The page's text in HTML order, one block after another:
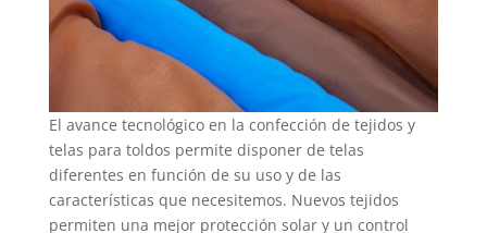
El avance tecnológico en la confección de tejidos y
telas para toldos permite disponer de telas
diferentes en función de su uso y de las
características que necesitemos. Nuevos tejidos
permiten una mejor protección solar y un control